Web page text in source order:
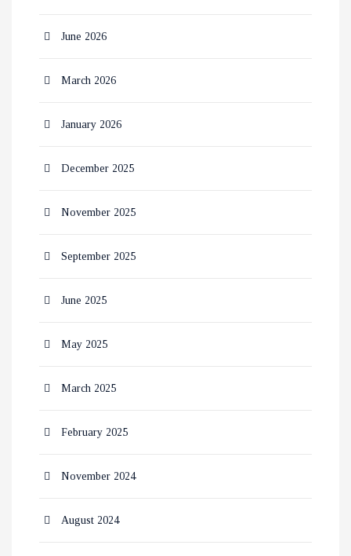
June 2026
March 2026
January 2026
December 2025
November 2025
September 2025
June 2025
May 2025
March 2025
February 2025
November 2024
August 2024